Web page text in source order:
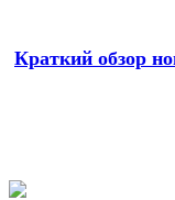
Краткий обзор